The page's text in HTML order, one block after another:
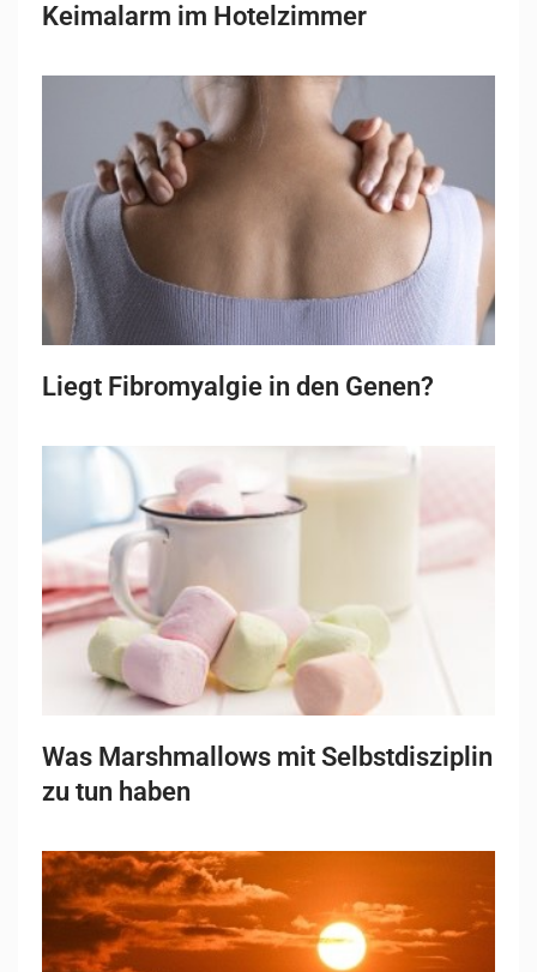
Keimalarm im Hotelzimmer
Liegt Fibromyalgie in den Genen?
Was Marshmallows mit Selbstdisziplin
zu tun haben